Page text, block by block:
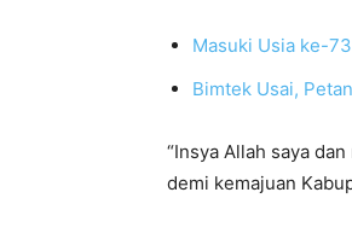
Masuki Usia ke-
Bimtek Usai,
“Insya Allah saya
demi kemajuan